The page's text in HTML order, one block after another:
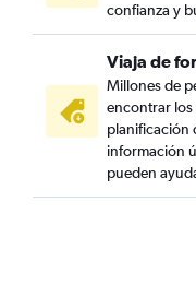
confianza y
Viaja de
Millones de
encontrar los
planificación
información
pueden